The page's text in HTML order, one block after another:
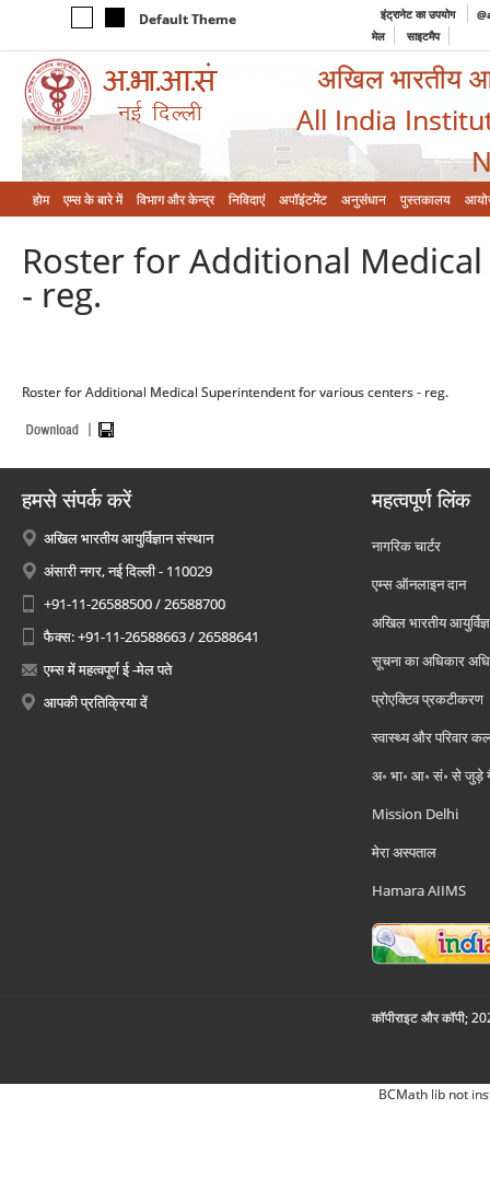
Default Theme इंट्रानेट का उपयोग
मेल
साइटमैप
अखिल भारतीय
All India
होम एम्‍स के बारे में विभाग और केन्‍द्र निविदाएं अपॉइंटमेंट अनुसंधान पुस्तकालय
Roster for Additional
- reg.
Roster for Additional Medical Superintendent for various centers - reg.
हमसे संपर्क करें
अखिल भारतीय आयुर्विज्ञान संस्थान
अंसारी नगर, नई दिल्ली - 110029
+91-11-26588500 / 26588700
फैक्स: +91-11-26588663 / 26588641
एम्स में महत्वपूर्ण ई -मेल पते
आपकी प्रतिक्रिया दें
महत्वपूर्ण लिंक
नागरिक चार्टर
एम्स ऑनलाइन दान
अखिल भारतीय
सूचना का अधिकार
प्रोएक्टिव प्रकटीकरण
स्वास्थ्य और परिवार
अ॰ भा॰ आ॰ सं॰ से जुड़े
Mission Delhi
मेरा अस्पताल
Hamara AIIMS
कॉपीराइट और कॉपी;
BCMath lib not